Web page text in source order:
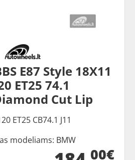
E87 Style 18X11
ET25 74.1
Cut Lip
ET25 CB74.1 J11
modeliams: BMW
00€